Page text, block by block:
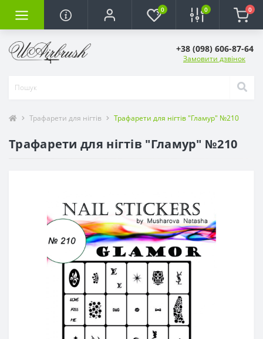
0 0 0
+38 (098) 606-87-64
Замовити дзвінок
Трафарети для нігтів Трафарети для нігтів "Гламур" №210
Трафарети для нігтів "Гламур" №210